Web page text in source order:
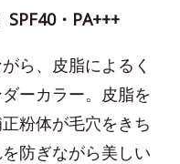
SPF40・PA+++
ら、皮脂によるく
ーカラー。皮脂を
粉体が毛穴をきち
防ぎながら美しい